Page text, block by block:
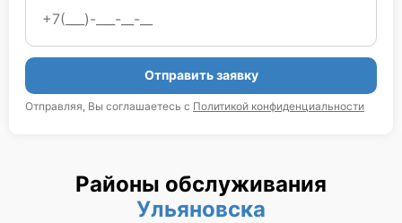
Отправить заявку
Отправляя, Вы соглашаетесь с Политикой конфиденциальности
Районы обслуживания
Ульяновска